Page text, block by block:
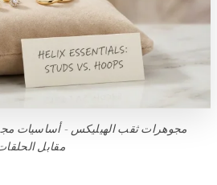
مجوهرات ثقب الهيليكس - أساسيات
مقابل الحلقات